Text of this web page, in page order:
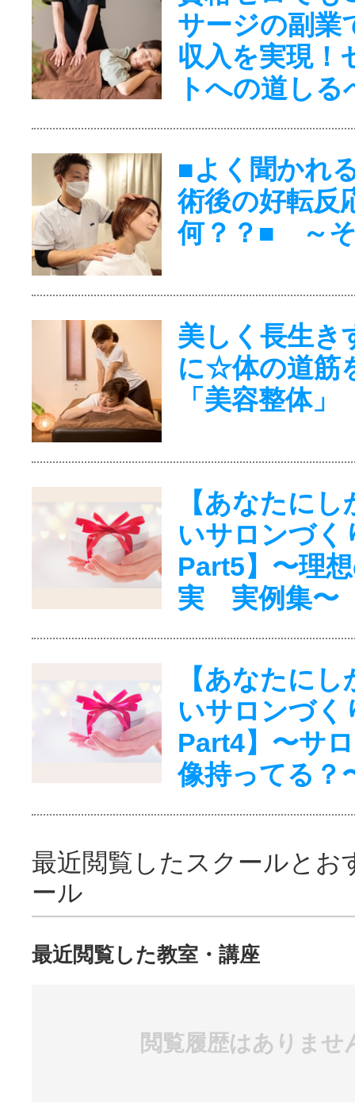
サージの副業
収入を実現！
トへの道しる
■よく聞かれ
術後の好転反
何？？■ ～
美しく長生き
に☆体の道筋
「美容整体」
【あなたに
いサロンづく
Part5】〜理
実 実例集〜
【あなたに
いサロンづく
Part4】〜サ
像持ってる？
最近閲覧したスクールとお
ール
最近閲覧した教室・講座
閲覧履歴はありませ